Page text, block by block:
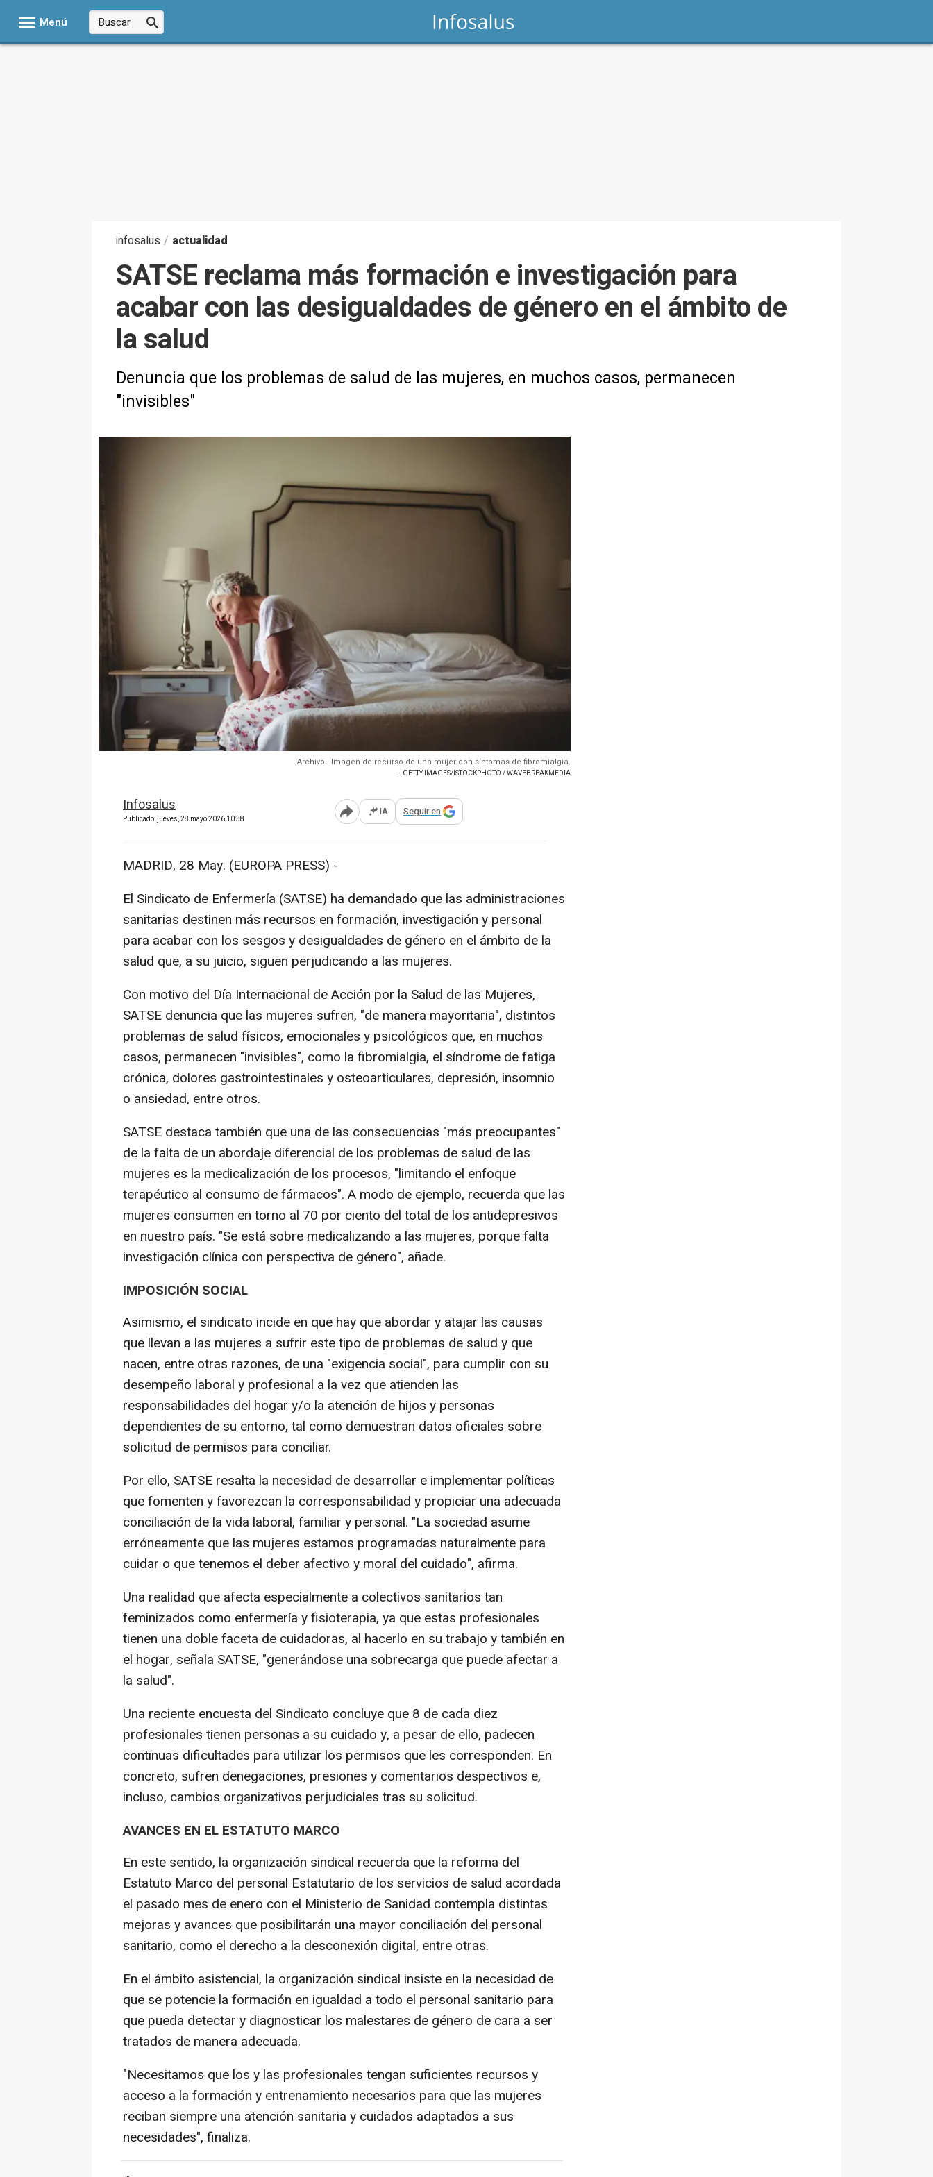
Menú
infosalus / actualidad
SATSE reclama más formación e investigación para
acabar con las desigualdades de género en el ámbito de
la salud
Denuncia que los problemas de salud de las mujeres, en muchos casos, permanecen
"invisibles"
Archivo - Imagen de recurso de una mujer con síntomas de fibromialgia.
- GETTY IMAGES/ISTOCKPHOTO / WAVEBREAKMEDIA
Infosalus
Publicado: jueves, 28 mayo 2026 10:38 Abrir opciones para compartir
IA Seguir en
MADRID, 28 May. (EUROPA PRESS) -
El Sindicato de Enfermería (SATSE) ha demandado que las administraciones
sanitarias destinen más recursos en formación, investigación y personal
para acabar con los sesgos y desigualdades de género en el ámbito de la
salud que, a su juicio, siguen perjudicando a las mujeres.
Con motivo del Día Internacional de Acción por la Salud de las Mujeres,
SATSE denuncia que las mujeres sufren, "de manera mayoritaria", distintos
problemas de salud físicos, emocionales y psicológicos que, en muchos
casos, permanecen "invisibles", como la fibromialgia, el síndrome de fatiga
crónica, dolores gastrointestinales y osteoarticulares, depresión, insomnio
o ansiedad, entre otros.
SATSE destaca también que una de las consecuencias "más preocupantes"
de la falta de un abordaje diferencial de los problemas de salud de las
mujeres es la medicalización de los procesos, "limitando el enfoque
terapéutico al consumo de fármacos". A modo de ejemplo, recuerda que las
mujeres consumen en torno al 70 por ciento del total de los antidepresivos
en nuestro país. "Se está sobre medicalizando a las mujeres, porque falta
investigación clínica con perspectiva de género", añade.
IMPOSICIÓN SOCIAL
Asimismo, el sindicato incide en que hay que abordar y atajar las causas
que llevan a las mujeres a sufrir este tipo de problemas de salud y que
nacen, entre otras razones, de una "exigencia social", para cumplir con su
desempeño laboral y profesional a la vez que atienden las
responsabilidades del hogar y/o la atención de hijos y personas
dependientes de su entorno, tal como demuestran datos oficiales sobre
solicitud de permisos para conciliar.
Por ello, SATSE resalta la necesidad de desarrollar e implementar políticas
que fomenten y favorezcan la corresponsabilidad y propiciar una adecuada
conciliación de la vida laboral, familiar y personal. "La sociedad asume
erróneamente que las mujeres estamos programadas naturalmente para
cuidar o que tenemos el deber afectivo y moral del cuidado", afirma.
Una realidad que afecta especialmente a colectivos sanitarios tan
feminizados como enfermería y fisioterapia, ya que estas profesionales
tienen una doble faceta de cuidadoras, al hacerlo en su trabajo y también en
el hogar, señala SATSE, "generándose una sobrecarga que puede afectar a
la salud".
Una reciente encuesta del Sindicato concluye que 8 de cada diez
profesionales tienen personas a su cuidado y, a pesar de ello, padecen
continuas dificultades para utilizar los permisos que les corresponden. En
concreto, sufren denegaciones, presiones y comentarios despectivos e,
incluso, cambios organizativos perjudiciales tras su solicitud.
AVANCES EN EL ESTATUTO MARCO
En este sentido, la organización sindical recuerda que la reforma del
Estatuto Marco del personal Estatutario de los servicios de salud acordada
el pasado mes de enero con el Ministerio de Sanidad contempla distintas
mejoras y avances que posibilitarán una mayor conciliación del personal
sanitario, como el derecho a la desconexión digital, entre otras.
En el ámbito asistencial, la organización sindical insiste en la necesidad de
que se potencie la formación en igualdad a todo el personal sanitario para
que pueda detectar y diagnosticar los malestares de género de cara a ser
tratados de manera adecuada.
"Necesitamos que los y las profesionales tengan suficientes recursos y
acceso a la formación y entrenamiento necesarios para que las mujeres
reciban siempre una atención sanitaria y cuidados adaptados a sus
necesidades", finaliza.